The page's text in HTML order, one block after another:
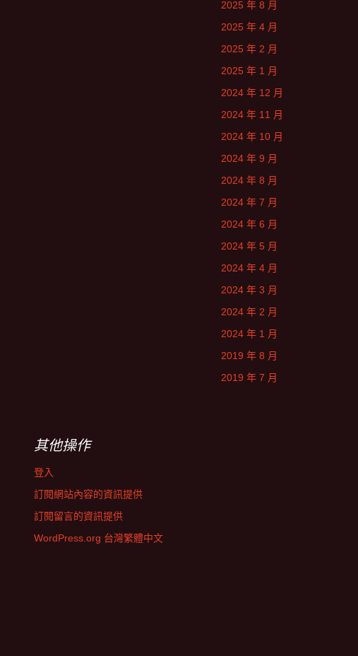
2025 年 8 月
2025 年 4 月
2025 年 2 月
2025 年 1 月
2024 年 12 月
2024 年 11 月
2024 年 10 月
2024 年 9 月
2024 年 8 月
2024 年 7 月
2024 年 6 月
2024 年 5 月
2024 年 4 月
2024 年 3 月
2024 年 2 月
2024 年 1 月
2019 年 8 月
2019 年 7 月
其他操作
登入
訂閱網站內容的資訊提供
訂閱留言的資訊提供
WordPress.org 台灣繁體中文